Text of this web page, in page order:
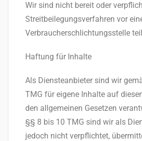
Wir sind nicht bereit oder
Streitbeilegungsverfahren vor
Verbraucherschlichtungsstelle
Haftung für Inhalte
Als Diensteanbieter sind wir
TMG für eigene Inhalte auf
den allgemeinen Gesetzen
§§ 8 bis 10 TMG sind wir als
jedoch nicht verpflichtet,